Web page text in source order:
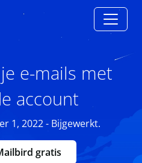
e-mails met
account
1, 2022 - Bijgewerkt.
gratis